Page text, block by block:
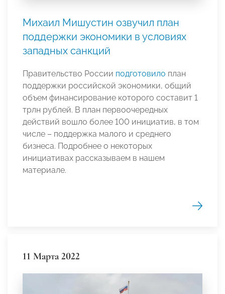
Михаил Мишустин озвучил план
поддержки экономики в условиях
западных санкций
Правительство России подготовило план
поддержки российской экономики, общий
объем финансирование которого составит 1
трлн рублей. В план первоочередных
действий вошло более 100 инициатив, в том
числе – поддержка малого и среднего
бизнеса. Подробнее о некоторых
инициативах рассказываем в нашем
материале.
11 Марта 2022